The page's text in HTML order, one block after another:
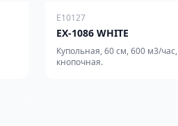
E10127
EX-1086 WHITE
Купольная, 60 см, 600 м3/час,
кнопочная.